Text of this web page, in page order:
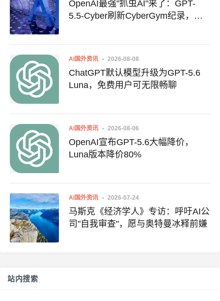
OpenAI最强"抓虫AI"来了：GPT-
5.5-Cyber刷新CyberGym纪录，还
AI国外资讯 2026-08-08
ChatGPT默认模型升级为GPT-5.6
Luna，免费用户可无限畅聊
AI国外资讯 2026-08-06
OpenAI宣布GPT-5.6大幅降价，
Luna版本降价80%
AI国外资讯 2026-07-24
马斯克《经济学人》专访：呼吁AI公
司"自我审查"，愿与奥特曼冰释前嫌
站内搜索